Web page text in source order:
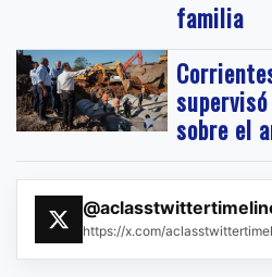
familia
sobre el
https://x.com/